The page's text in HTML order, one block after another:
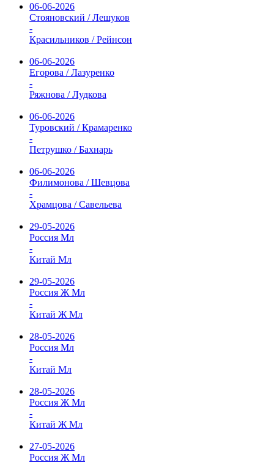
06-06-2026
Стояновский / Лешуков
-
Красильников / Рейнсон
06-06-2026
Егорова / Лазуренко
-
Ряжнова / Лудкова
06-06-2026
Туровский / Крамаренко
-
Петрушко / Бахнарь
06-06-2026
Филимонова / Шевцова
-
Храмцова / Савельева
29-05-2026
Россия Мл
-
Китай Мл
29-05-2026
Россия Ж Мл
-
Китай Ж Мл
28-05-2026
Россия Мл
-
Китай Мл
28-05-2026
Россия Ж Мл
-
Китай Ж Мл
27-05-2026
Россия Ж Мл